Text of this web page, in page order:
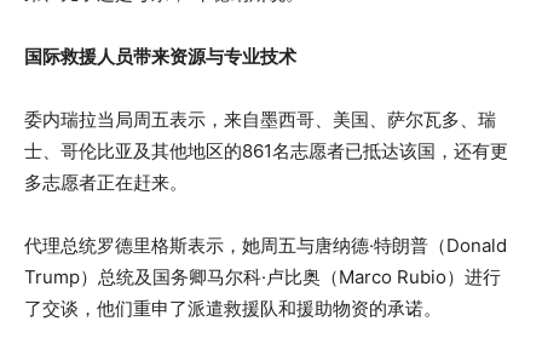
国际救援人员带来资源与专业技术
委内瑞拉当局周五表示，来自墨西哥、美国、萨尔瓦多、瑞
士、哥伦比亚及其他地区的861名志愿者已抵达该国，还有更
多志愿者正在赶来。
代理总统罗德里格斯表示，她周五与唐纳德·特朗普（Donald
Trump）总统及国务卿马尔科·卢比奥（Marco Rubio）进行
了交谈，他们重申了派遣救援队和援助物资的承诺。